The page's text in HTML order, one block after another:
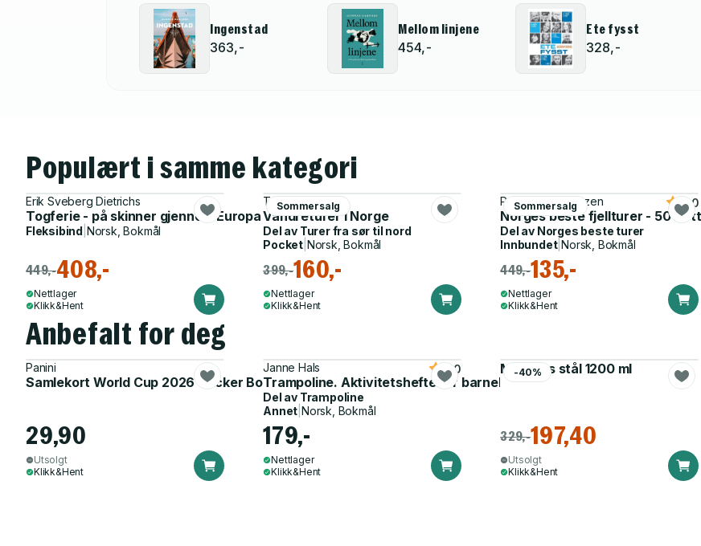
Ingenstad
363,-
Mellom linjene
454,-
Ete fysst
328,-
Populært i samme kategori
Erik Sveberg Dietrichs
Togferie - på skinner gjennom Europa : en guide til de beste reisene
Fleksibind Norsk, Bokmål
449,-408,-
Nettlager
Klikk&Hent
Sommersalg
Terje Karlung
Vandreturer i Norge
Del av Turer fra sør til nord
Pocket| Norsk, Bokmål
399,-160,-
Nettlager
Klikk&Hent
Sommersalg
Per Roger Lauritzen
Norges beste fjellturer - 50
5.0
Del av Norges beste turer
Innbundet|Norsk, Bokmål
449,-135,-
Nettlager
Klikk&Hent
Anbefalt for deg
Panini
Samlekort World Cup 2026 Sticker Booster
29,90
Utsolgt
Klikk&Hent
Janne Hals
Trampoline. Aktivitetshefte for barnehagen
5.0
Del av Trampoline
Annet Norsk, Bokmål
179,-
Nettlager
Klikk&Hent
-40%
Matboks stål 1200 ml
329,-197,40
Utsolgt
Klikk&Hent